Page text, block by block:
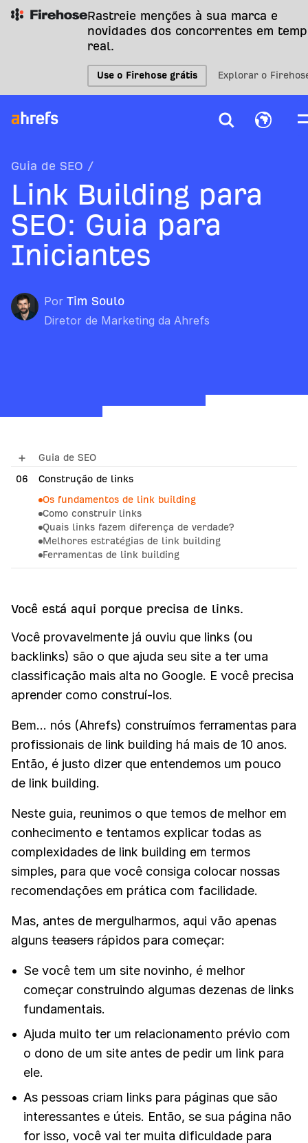
Rastreie menções à sua marca e
novidades dos concorrentes em
real.
Use o Firehose grátis Explorar o
Guia de SEO /
Link Building para
SEO: Guia para
Iniciantes
Por Tim Soulo
Diretor de Marketing da Ahrefs
Guia de SEO
01 Como funcionamos motores de pesquisa
Fundamentos de SEO
Pesquisa por palavras-chave
Conteúdo de SEO
06
Construção de links
Os fundamentos de link building
Como construir links
Quais links fazem diferença de verdade?
Melhores estratégias de link building
Ferramentas de link building
Como funcionam os mecanismos de busca por IA
Você está aqui porque precisa de links.
Você provavelmente já ouviu que links (ou
backlinks) são o que ajuda seu site a ter uma
classificação mais alta no Google. E você precisa
aprender como construí-los.
Bem... nós (Ahrefs) construímos ferramentas para
profissionais de link building há mais de 10 anos.
Então, é justo dizer que entendemos um pouco
de link building.
Neste guia, reunimos o que temos de melhor em
conhecimento e tentamos explicar todas as
complexidades de link building em termos
simples, para que você consiga colocar nossas
recomendações em prática com facilidade.
Mas, antes de mergulharmos, aqui vão apenas
alguns teasers rápidos para começar:
Se você tem um site novinho, é melhor
começar construindo algumas dezenas de links
fundamentais.
Ajuda muito ter um relacionamento prévio com
o dono de um site antes de pedir um link para
ele.
As pessoas criam links para páginas que são
interessantes e úteis. Então, se sua página não
for isso, você vai ter muita dificuldade para